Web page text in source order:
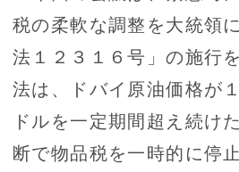
税の柔軟な調整を大統領
法１２３１６号」の施行
法は、ドバイ原油価格が
ドルを一定期間超え続け
断で物品税を一時的に停